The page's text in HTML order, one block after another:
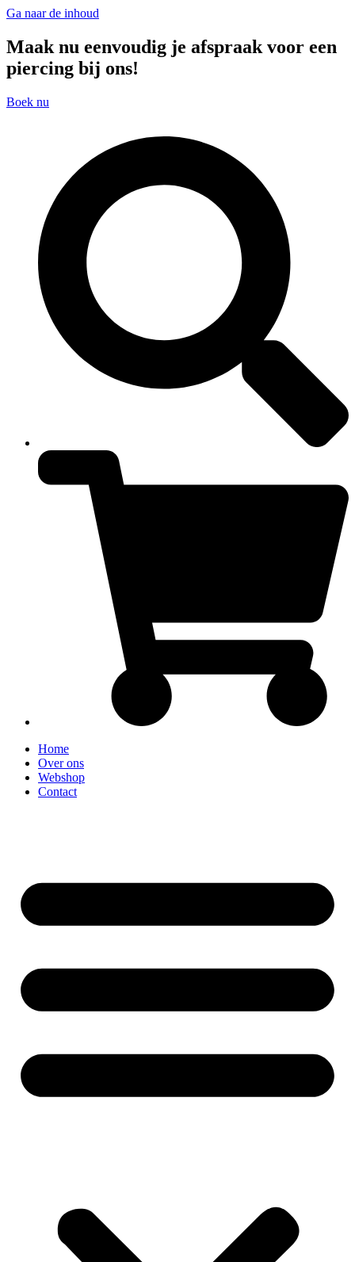
Ga naar de inhoud
Maak nu eenvoudig je afspraak voor een
piercing bij ons!
Boek nu
Home
Over ons
Webshop
Contact